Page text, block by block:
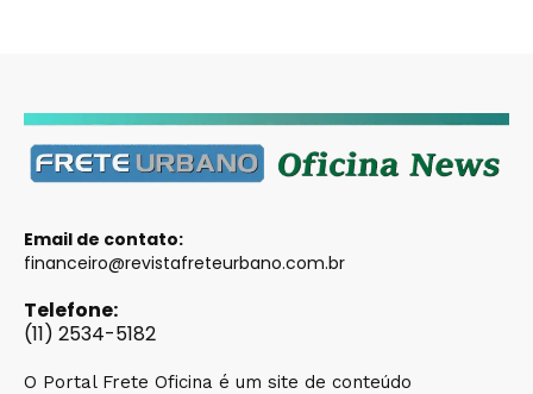
Email de contato:
financeiro@revistafreteurbano.com.br
Telefone:
(11) 2534-5182
O Portal Frete Oficina é um site de conteúdo